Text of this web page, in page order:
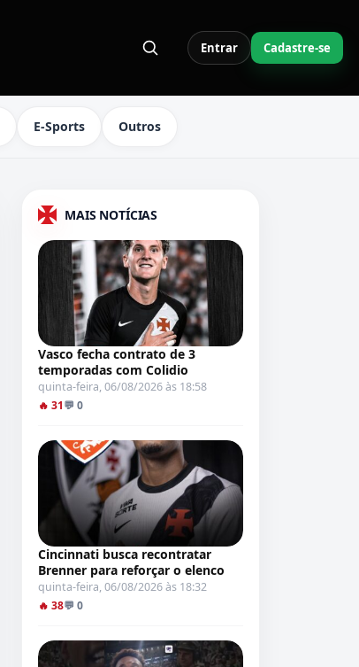
DO MENU Entrar Cadastre-se
E-Sports Outros
MAIS NOTÍCIAS
Vasco fecha contrato de 3
temporadas com Colidio
quinta-feira, 06/08/2026 às 18:58
🔥 31💬 0
Cincinnati busca recontratar
Brenner para reforçar o elenco
quinta-feira, 06/08/2026 às 18:32
🔥 38💬 0